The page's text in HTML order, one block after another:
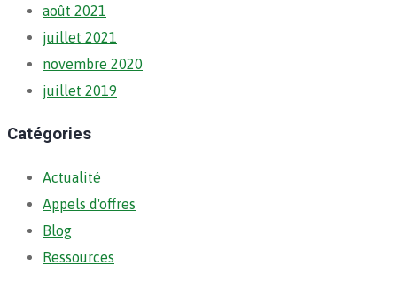
août 2021
juillet 2021
novembre 2020
juillet 2019
Catégories
Actualité
Appels d'offres
Blog
Ressources